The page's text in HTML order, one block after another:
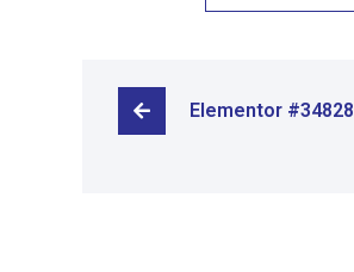
Elementor #34828